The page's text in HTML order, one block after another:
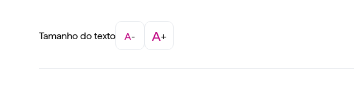
Tamanho do texto A- A+